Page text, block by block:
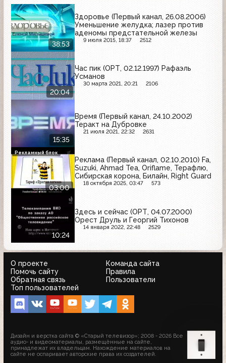
38:53
Здоровье (Первый канал, 26.08.2006)
Уменьшение желудка; лазер против
аденомы предстательной железы
9 июля 2015, 18:37 2512
20:04
Час пик (ОРТ, 02.12.1997) Рафаэль
Усманов
30 марта 2021, 20:21 2106
15:35
Время (Первый канал, 24.10.2002)
Теракт на Дубровке
21 июля 2021, 22:32 2631
03:00
Реклама (Первый канал, 02.10.2010) Fa,
Suzuki, Ahmad Tea, Oriflame, Терафлю,
Сибирская корона, Билайн, Right Guard
18 октября 2025, 03:47 573
Рекламный блок
10:24
Здесь и сейчас (ОРТ, 04.07.2000)
Орест Друль и Георгий Тихонов
14 января 2022, 22:48 2529
О проекте
Команда сайта
Помочь сайту
Правила
Обратная связь
Пользователи
Топ пользователей
Дизайн и верстка сайта © «Старый телевизор»; 2008 - 2026 Все
аудио- и видеоматериалы, размещённые на сайте,
принадлежат их владельцам. Нахождение материалов на
сайте не оспаривает авторские права их создателей.